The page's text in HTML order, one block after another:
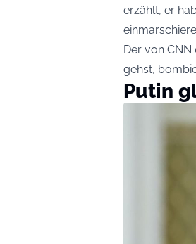
erzählt, er
Der von CNN
gehst,
Putin